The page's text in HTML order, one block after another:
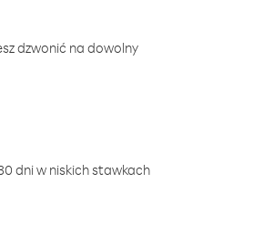
dzwonić na dowolny
dni w niskich stawkach